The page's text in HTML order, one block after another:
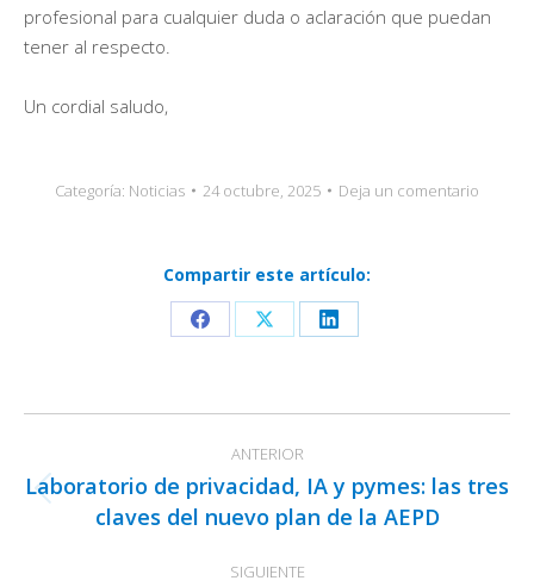
profesional para cualquier duda o aclaración que puedan
tener al respecto.
Un cordial saludo,
Categoría: Noticias 24 octubre, 2025 Deja un comentario
Compartir este artículo:
Share
Facebook
Share
X
Share
LinkedIn
entre
publicaciones
ANTERIOR
Publicación
anterior:
Laboratorio de privacidad, IA y pymes: las tres
claves del nuevo plan de la AEPD
SIGUIENTE